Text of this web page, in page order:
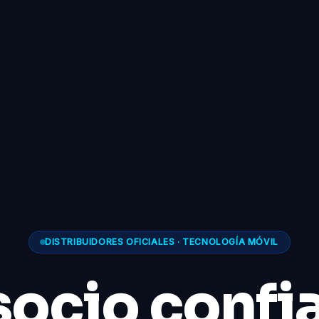
DISTRIBUIDORES OFICIALES · TECNOLOGÍA MÓVIL